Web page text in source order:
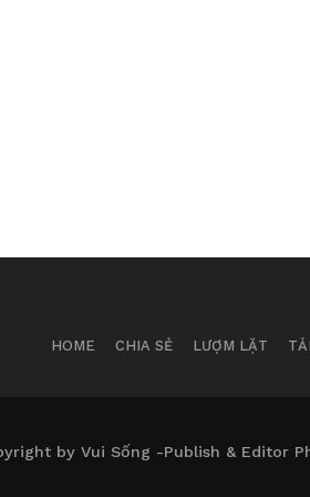
HOME CHIA SẺ LƯỢM LẶT
by Vui Sống -Publish & Editor